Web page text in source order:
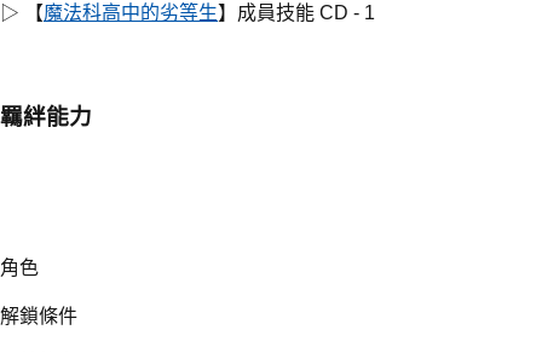
▷ 【魔法科高中的劣等生】成員技能 CD - 1
羈絆能力
角色
解鎖條件